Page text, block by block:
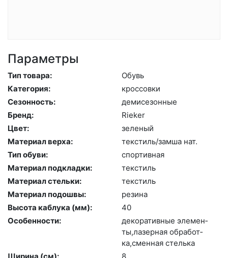
Параметры
Тип товара:
Обувь
Категория:
крос­совки
Сезонность:
де­мисе­зон­ные
Бренд:
Ri­eker
Цвет:
зе­леный
Материал верха:
текс­тиль/зам­ша нат.
Тип обуви:
спор­тивная
Материал подкладки:
текс­тиль
Материал стельки:
текс­тиль
Материал подошвы:
ре­зина
Высота каблука (мм):
40
Особенности:
де­кора­тив­ные эле­мен­
ты,ла­зер­ная об­ра­бот­
ка,смен­ная стель­ка